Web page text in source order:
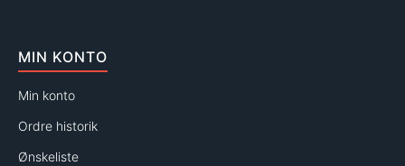
MIN KONTO
Min konto
Ordre historik
Ønskeliste